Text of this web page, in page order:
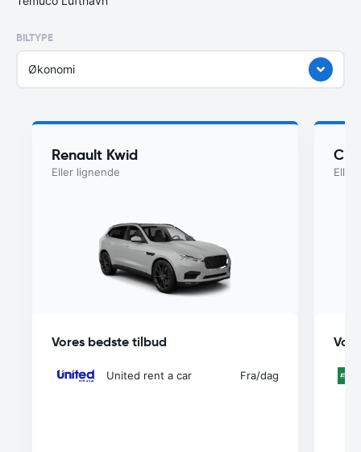
BILTYPE
Økonomi
Renault Kwid
Eller lignende
Vores bedste tilbud
United rent a car Fra/dag
Eller